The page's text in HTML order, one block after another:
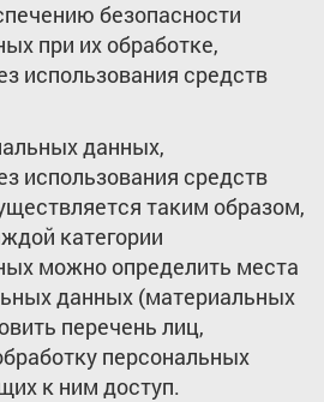
безопасности
при их обработке,
использования средств
данных,
использования средств
таким образом,
категории
можно определить места
данных (материальных
перечень лиц,
персональных
к ним доступ.